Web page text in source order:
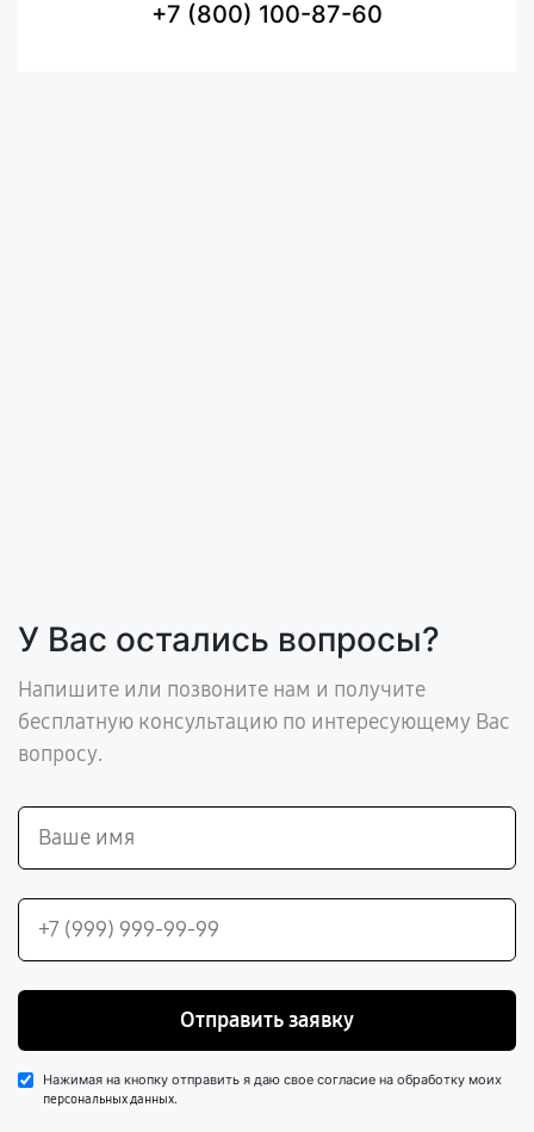
+7 (800) 100-87-60
У Вас остались вопросы?
Напишите или позвоните нам и получите
бесплатную консультацию по интересующему Вас
вопросу.
Отправить заявку
Нажимая на кнопку отправить я даю свое согласие на обработку моих
персональных данных.